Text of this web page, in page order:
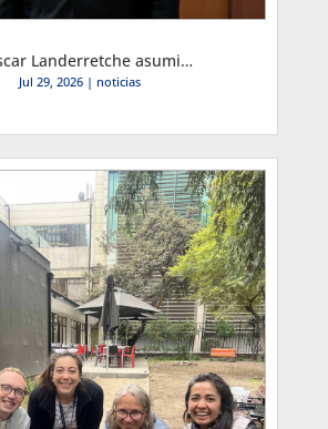
Profesor Óscar Landerretche asumió como Decano de la Facultad de Economía y Negocios por el período 2026-2030
Jul 29, 2026| noticias